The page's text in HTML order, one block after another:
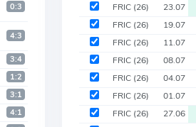
0:3
4:3
3:4
1:2
3:1
4:1
FRIC (26) 23.07
FRIC (26) 19.07
FRIC (26) 11.07
FRIC (26) 08.07
FRIC (26) 04.07
FRIC (26) 01.07
FRIC (26) 27.06